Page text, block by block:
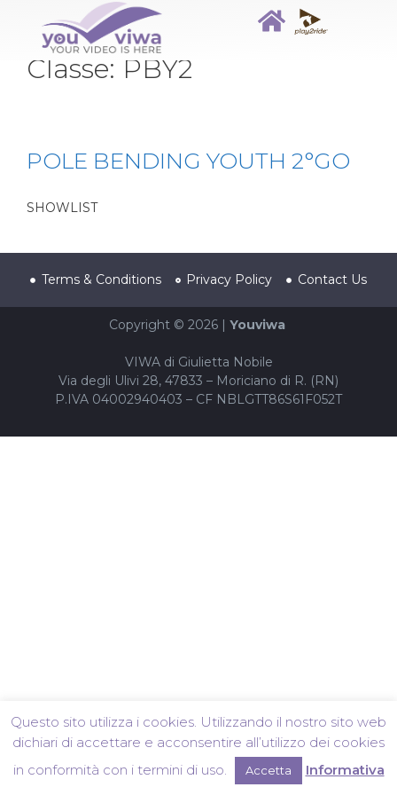
Classe: PBY2
POLE BENDING YOUTH 2°GO
SHOWLIST
Terms & Conditions Privacy Policy Contact Us
Copyright © 2026 | Youviwa
VIWA di Giulietta Nobile
Via degli Ulivi 28, 47833 – Moriciano di R. (RN)
P.IVA 04002940403 – CF NBLGTT86S61F052T
Questo sito utilizza i cookies. Utilizzando il nostro sito web
dichiari di accettare e acconsentire all’utilizzo dei cookies
in conformità con i termini di uso.
Accetta Informativa